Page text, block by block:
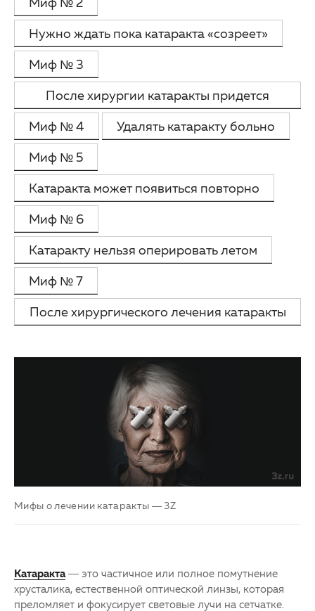
Партнерам
Закупки
Клуб офтальмологов
Другие заболевания глаз
Детская офтальмология
Оптика
Нужно ждать пока катаракта «созреет»
Миф № 3
После хирургии катаракты придется
долго восстанавливаться
Миф № 4
Удалять катаракту больно
Миф № 5
Катаракта может появиться повторно
Миф № 6
Катаракту нельзя оперировать летом
Миф № 7
После хирургического лечения катаракты
Мифы о лечении катаракты — 3Z
Катаракта — это частичное или полное помутнение
хрусталика, естественной оптической линзы, которая
преломляет и фокусирует световые лучи на сетчатке.